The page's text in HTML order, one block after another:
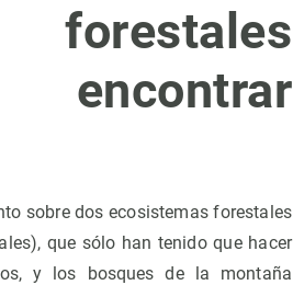
encontrar
sobre dos ecosistemas forestales
que sólo han tenido que hacer
y los bosques de la montaña